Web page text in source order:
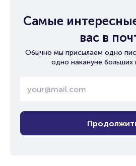
Самые
вас в
Обычно мы присылаем одно
одно накануне больших